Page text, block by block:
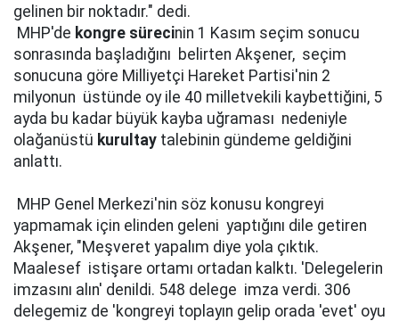
gelinen bir noktadır." dedi.
MHP'de kongre sürecinin 1 Kasım seçim sonucu
sonrasında başladığını belirten Akşener, seçim
sonucuna göre Milliyetçi Hareket Partisi'nin 2
milyonun üstünde oy ile 40 milletvekili kaybettiğini, 5
ayda bu kadar büyük kayba uğraması nedeniyle
olağanüstü kurultay talebinin gündeme geldiğini
anlattı.
MHP Genel Merkezi'nin söz konusu kongreyi
yapmamak için elinden geleni yaptığını dile getiren
Akşener, "Meşveret yapalım diye yola çıktık.
Maalesef istişare ortamı ortadan kalktı. 'Delegelerin
imzasını alın' denildi. 548 delege imza verdi. 306
delegemiz de 'kongreyi toplayın gelip orada 'evet' oyu